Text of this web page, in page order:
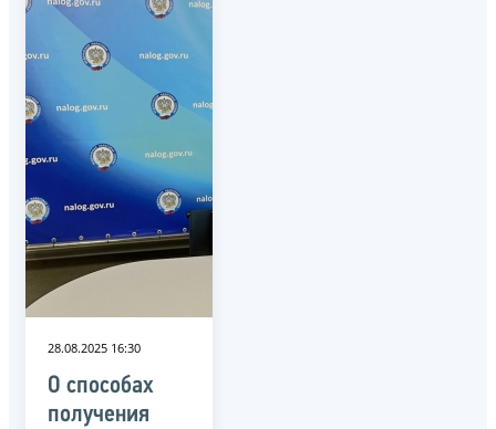
28.08.2025 16:30
О способах
получения